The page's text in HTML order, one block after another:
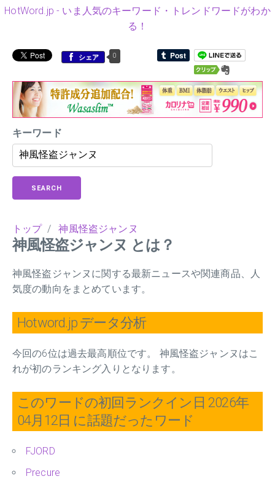
HotWord.jp - いま人気のキーワード・トレンドワードがわか
る！
シェア 0
キーワード
SEARCH
トップ/神風怪盗ジャンヌ
神風怪盗ジャンヌ とは？
神風怪盗ジャンヌに関する最新ニュースや関連商品、人
気度の動向をまとめています。
Hotword.jp データ分析
今回の6位は過去最高順位です。 神風怪盗ジャンヌはこ
れが初のランキング入りとなります。
このワードの初回ランクイン日 2026年
04月12日 に話題だったワード
FJORD
Precure